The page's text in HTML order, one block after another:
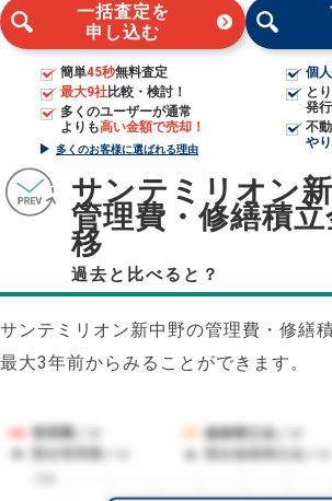
一括査定を
申し込む
簡単45秒無料査定
最大9社比較・検討！
多くのユーザーが通常
よりも高い金額で売却！
多くのお客様に選ばれる理由
個
と
発
不
や
サンテミリオン
管理費・修繕積
移
過去と比べると？
サンテミリオン新中野の管理費・修繕
最大3年前からみることができます。
管理費／㎡
修繕積立金／㎡
競合管理費／㎡
競合修繕積立金／㎡